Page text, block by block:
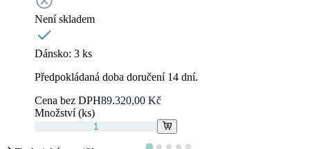
Není skladem
Dánsko: 3 ks
Předpokládaná doba doručení 14 dní.
Cena bez DPH89.320,00 Kč
Množství (ks)